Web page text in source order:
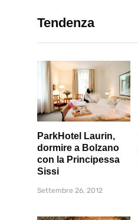
Tendenza
ParkHotel Laurin,
dormire a Bolzano
con la Principessa
Sissi
Settembre 26, 2012